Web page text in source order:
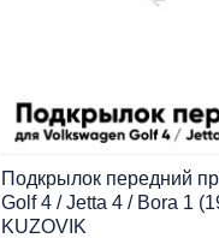
Подкрылок передний
Golf 4 / Jetta 4 / Bora 1
KUZOVIK